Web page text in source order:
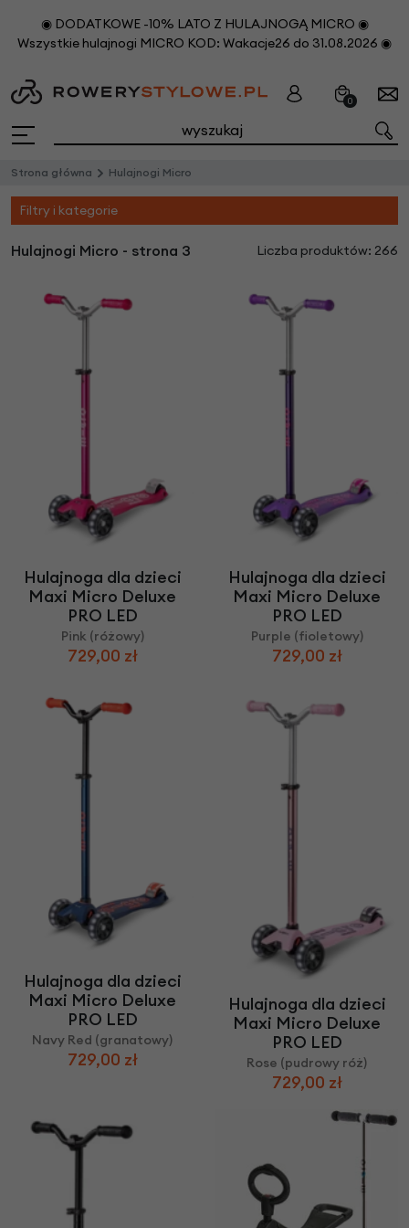
◉ DODATKOWE -10% LATO Z HULAJNOGĄ MICRO ◉
Wszystkie hulajnogi MICRO KOD: Wakacje26 do 31.08.2026 ◉
0
Strona główna Hulajnogi Micro
Filtry i kategorie
Hulajnogi Micro - strona 3 Liczba produktów: 266
Hulajnoga dla dzieci
Maxi Micro Deluxe
PRO LED
Pink (różowy)
729,00 zł
Hulajnoga dla dzieci
Maxi Micro Deluxe
PRO LED
Purple (fioletowy)
729,00 zł
Hulajnoga dla dzieci
Maxi Micro Deluxe
PRO LED
Navy Red (granatowy)
729,00 zł
Hulajnoga dla dzieci
Maxi Micro Deluxe
PRO LED
Rose (pudrowy róż)
729,00 zł